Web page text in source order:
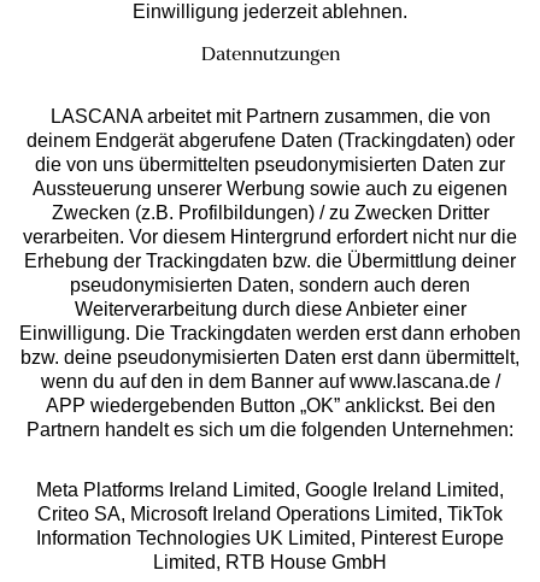
Services
Beratung
Über uns
Rechtliches
Alle Preise inkl. MwSt., zzgl.
Versandkosten
** Bonität vorausgesetzt, berechtigt zur Bonitätsprüfung
Einwilligung jederzeit ablehnen.
Datennutzungen
LASCANA arbeitet mit Partnern zusammen, die von
deinem Endgerät abgerufene Daten (Trackingdaten) oder
die von uns übermittelten pseudonymisierten Daten zur
Aussteuerung unserer Werbung sowie auch zu eigenen
Zwecken (z.B. Profilbildungen) / zu Zwecken Dritter
verarbeiten. Vor diesem Hintergrund erfordert nicht nur die
Erhebung der Trackingdaten bzw. die Übermittlung deiner
pseudonymisierten Daten, sondern auch deren
Weiterverarbeitung durch diese Anbieter einer
Einwilligung. Die Trackingdaten werden erst dann erhoben
bzw. deine pseudonymisierten Daten erst dann übermittelt,
wenn du auf den in dem Banner auf www.lascana.de /
APP wiedergebenden Button „OK” anklickst. Bei den
Partnern handelt es sich um die folgenden Unternehmen:
Meta Platforms Ireland Limited, Google Ireland Limited,
Criteo SA, Microsoft Ireland Operations Limited, TikTok
Information Technologies UK Limited, Pinterest Europe
Limited, RTB House GmbH